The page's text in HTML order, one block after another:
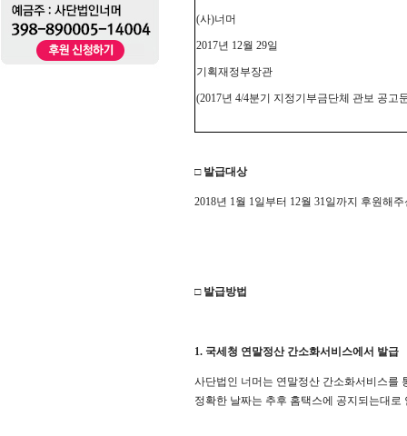
(사)너머
2017년 12월 29일
기획재정부장관
(2017년 4/4분기 지정기부금단체 관보 공고
□ 발급대상
2018년 1월 1일부터 12월 31일까지 후원해
□ 발급방법
1. 국세청 연말정산 간소화서비스에서 발급
사단법인 너머는 연말정산 간소화서비스를
정확한 날짜는 추후 홈택스에 공지되는대로